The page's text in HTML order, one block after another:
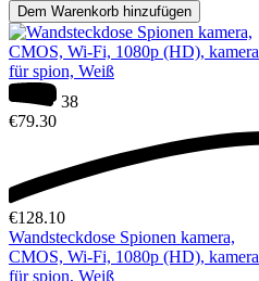
Dem Warenkorb hinzufügen
38
€79.30
€128.10
Wandsteckdose Spionen kamera,
CMOS, Wi-Fi, 1080p (HD), kamera
für spion, Weiß